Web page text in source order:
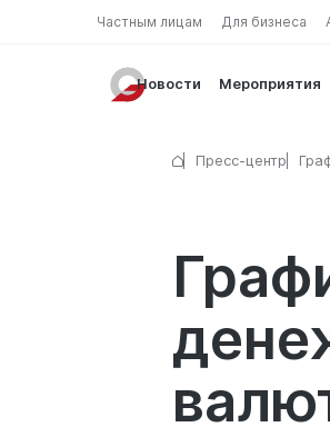
Частным лицам Для бизнеса
Новости Мероприятия
Пресс-центр